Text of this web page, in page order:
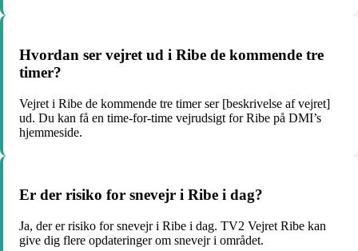
Hvordan ser vejret ud i Ribe de kommende tre
timer?
Vejret i Ribe de kommende tre timer ser [beskrivelse af vejret]
ud. Du kan få en time-for-time vejrudsigt for Ribe på DMI’s
hjemmeside.
Er der risiko for snevejr i Ribe i dag?
Ja, der er risiko for snevejr i Ribe i dag. TV2 Vejret Ribe kan
give dig flere opdateringer om snevejr i området.